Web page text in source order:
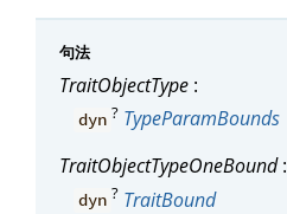
句法
TraitObjectType :
dyn ? TypeParamBounds
TraitObjectTypeOneBound:
dyn ? TraitBound